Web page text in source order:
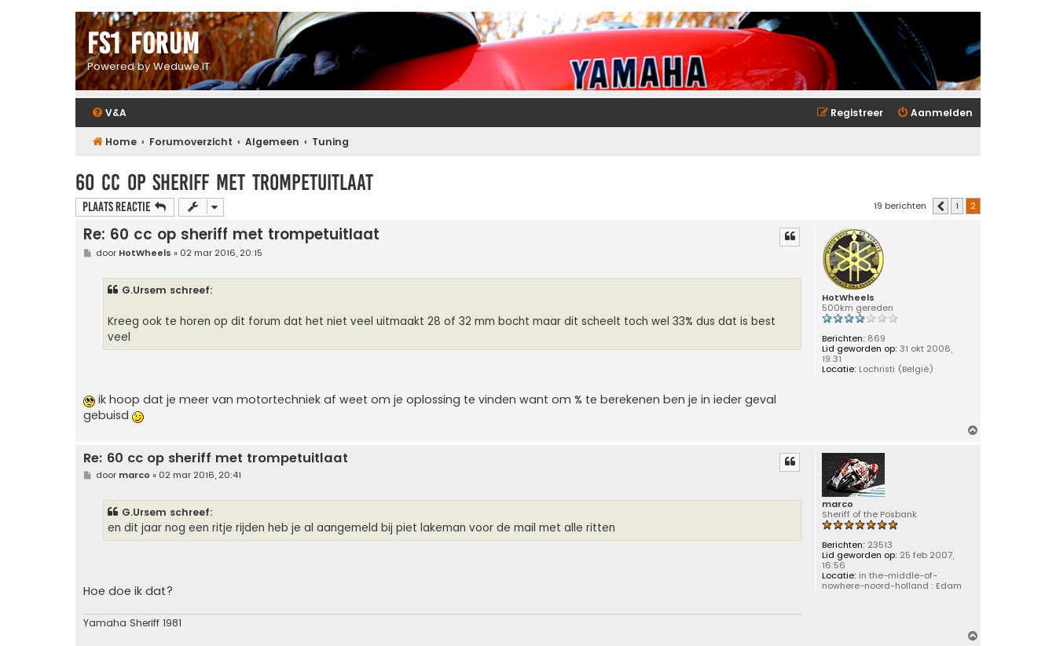
FS1 forum
Powered by Weduwe.IT
V&A Aanmelden
Registreer
Home Forumoverzicht Algemeen Tuning
60 cc op sheriff met trompetuitlaat
Plaats reactie 19 berichten Vorige
1 2
HotWheels
500km gereden
Berichten: 869
Lid geworden op: 31 okt 2008,
19:31
Locatie: Lochristi (België)
Re: 60 cc op sheriff met trompetuitlaat
Bdoor HotWheels » 02 mar 2016, 20:15
G.Ursem schreef:
Kreeg ook te horen op dit forum dat het niet veel uitmaakt 28 of 32 mm bocht maar dit scheelt toch wel 33% dus dat is best
veel
ik hoop dat je meer van motortechniek af weet om je oplossing te vinden want om % te berekenen ben je in ieder geval
gebuisd
marco
Sheriff of the Posbank
Berichten: 23513
Lid geworden op: 25 feb 2007,
16:56
Locatie: in the-middle-of-
nowhere-noord-holland : Edam
Re: 60 cc op sheriff met trompetuitlaat
Bdoor marco » 02 mar 2016, 20:41
G.Ursem schreef:
en dit jaar nog een ritje rijden heb je al aangemeld bij piet lakeman voor de mail met alle ritten
Hoe doe ik dat?
Yamaha Sheriff 1981